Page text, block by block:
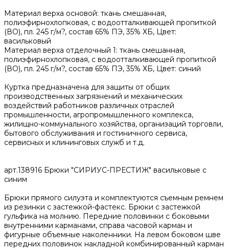
Материал верха основой: ткань смешанная,
полиэфирнохлопковая, с водоотталкивающей пропиткой
(ВО), пл. 245 г/м?, состав 65% ПЭ, 35% ХБ, Цвет:
васильковый
Материал верха отделочный 1: ткань смешанная,
полиэфирнохлопковая, с водоотталкивающей пропиткой
(ВО), пл. 245 г/м?, состав 65% ПЭ, 35% ХБ, Цвет: синий
Куртка предназначена для защиты от общих
производственных загрязнений и механических
воздействий работников различных отраслей
промышленности, агропромышленного комплекса,
жилищно-коммунального хозяйства, организаций торговли,
бытового обслуживания и гостиничного сервиса,
сервисных и клининговых служб и т.д.
арт.138916 Брюки "СИРИУС-ПРЕСТИЖ" васильковые с
синим
Брюки прямого силуэта и комплектуются съемным ремнем
из резинки с застежкой-фастекс. Брюки с застежкой
гульфика на молнию. Передние половинки с боковыми
внутренними карманами, справа часовой карман и
фигурные объемные наколенники. На левом боковом шве
передних половинок накладной комбинированный карман